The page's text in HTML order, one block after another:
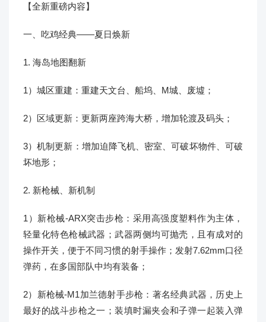
【全新重磅内容】
一、吃鸡经典——夏日焕新
1. 海岛地图翻新
1）城区重建：重建天文台、船坞、M城、废墟；
2）区域更新：更新两座跨海大桥，增加轮渡及码头；
3）机制更新：增加迫降飞机、密室、可破坏物件、可破
坏地形；
2. 新枪械、新机制
1）新枪械-ARX突击步枪：采用高强度塑料作为主体，
轻量化特色枪械武器；武器两侧均可抛壳，且有成对的
操作开关，便于不同习惯的射手操作；发射7.62mm口径
弹药，在多国部队中均有装备；
2）新枪械-M1加兰德射手步枪：著名经典武器，历史上
最好的战斗步枪之一；装填时漏夹会和子弹一起装入弹